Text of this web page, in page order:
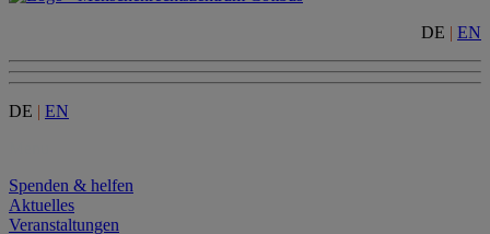
DE | EN
DE | EN
Spenden & helfen
Aktuelles
Veranstaltungen